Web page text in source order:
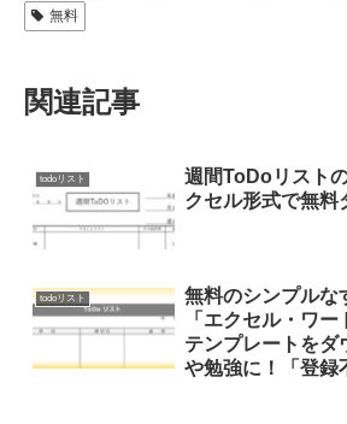
無料
関連記事
todoリスト
週間ToDoリスト
クセル形式で無料
todoリスト
無料のシンプルな
「エクセル・ワ
テンプレートをダ
や勉強に！「登録